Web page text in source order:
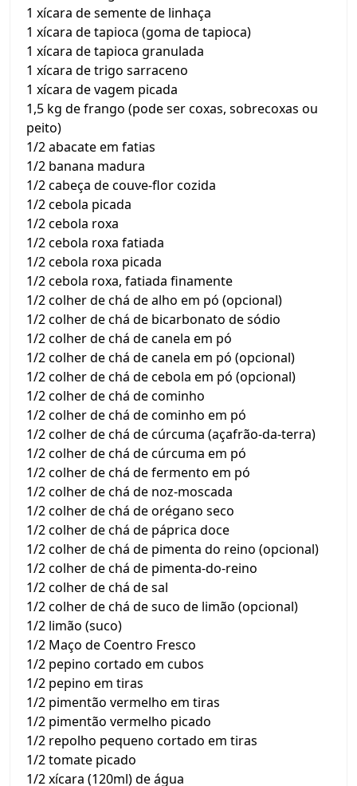
1 xícara de semente de linhaça
1 xícara de tapioca (goma de tapioca)
1 xícara de tapioca granulada
1 xícara de trigo sarraceno
1 xícara de vagem picada
1,5 kg de frango (pode ser coxas, sobrecoxas ou
peito)
1/2 abacate em fatias
1/2 banana madura
1/2 cabeça de couve-flor cozida
1/2 cebola picada
1/2 cebola roxa
1/2 cebola roxa fatiada
1/2 cebola roxa picada
1/2 cebola roxa, fatiada finamente
1/2 colher de chá de alho em pó (opcional)
1/2 colher de chá de bicarbonato de sódio
1/2 colher de chá de canela em pó
1/2 colher de chá de canela em pó (opcional)
1/2 colher de chá de cebola em pó (opcional)
1/2 colher de chá de cominho
1/2 colher de chá de cominho em pó
1/2 colher de chá de cúrcuma (açafrão-da-terra)
1/2 colher de chá de cúrcuma em pó
1/2 colher de chá de fermento em pó
1/2 colher de chá de noz-moscada
1/2 colher de chá de orégano seco
1/2 colher de chá de páprica doce
1/2 colher de chá de pimenta do reino (opcional)
1/2 colher de chá de pimenta-do-reino
1/2 colher de chá de sal
1/2 colher de chá de suco de limão (opcional)
1/2 limão (suco)
1/2 Maço de Coentro Fresco
1/2 pepino cortado em cubos
1/2 pepino em tiras
1/2 pimentão vermelho em tiras
1/2 pimentão vermelho picado
1/2 repolho pequeno cortado em tiras
1/2 tomate picado
1/2 xícara (120ml) de água